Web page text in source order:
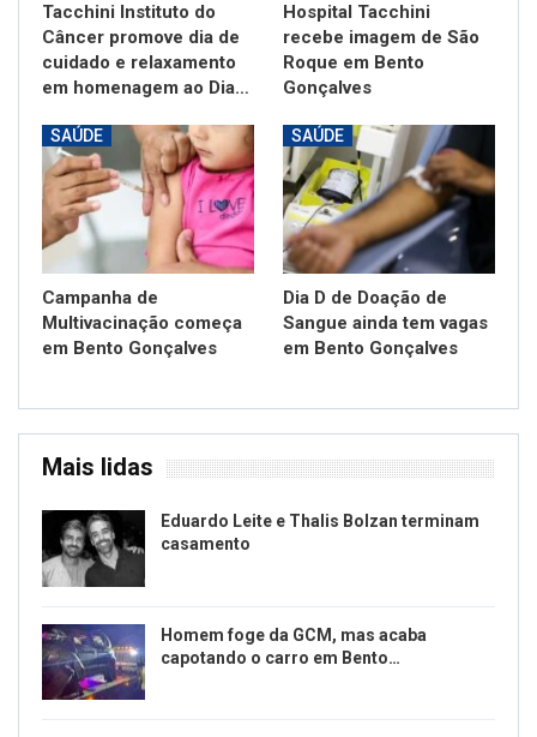
Tacchini Instituto do
Câncer promove dia de
cuidado e relaxamento
em homenagem ao Dia…
Hospital Tacchini
recebe imagem de São
Roque em Bento
Gonçalves
SAÚDE
Campanha de
Multivacinação começa
em Bento Gonçalves
SAÚDE
Dia D de Doação de
Sangue ainda tem vagas
em Bento Gonçalves
Mais lidas
Eduardo Leite e Thalis Bolzan terminam
casamento
Homem foge da GCM, mas acaba
capotando o carro em Bento…